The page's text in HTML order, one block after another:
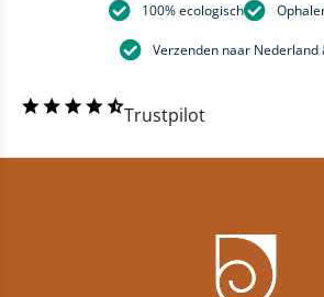
100% ecologisch
Verzenden naar Nederland
Trustpilot